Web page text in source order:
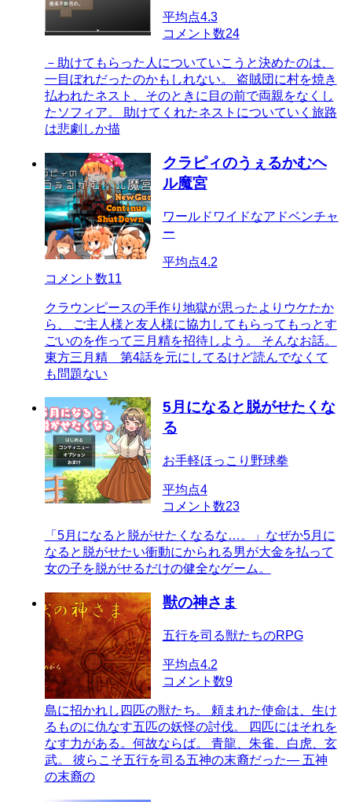
平均点4.3
コメント数24
－助けてもらった人についていこうと決めたのは、
一目ぼれだったのかもしれない。 盗賊団に村を焼き
払われたネスト、そのときに目の前で両親をなくし
たソフィア。 助けてくれたネストについていく旅路
は悲劇しか描
クラピィのうぇるかむヘ
ル魔宮
ワールドワイドなアドベンチャ
ー
平均点4.2
コメント数11
クラウンピースの手作り地獄が思ったよりウケたか
ら、 ご主人様と友人様に協力してもらってもっとす
ごいのを作って三月精を招待しよう。 そんなお話。
東方三月精 第4話を元にしてるけど読んでなくて
も問題ない
5月になると脱がせたくな
る
お手軽ほっこり野球拳
平均点4
コメント数23
「5月になると脱がせたくなるな…。」なぜか5月に
なると脱がせたい衝動にかられる男が大金を払って
女の子を脱がせるだけの健全なゲーム。
獣の神さま
五行を司る獣たちのRPG
平均点4.2
コメント数9
島に招かれし四匹の獣たち。 頼まれた使命は、生け
るものに仇なす五匹の妖怪の討伐。 四匹にはそれを
なす力がある。何故ならば。 青龍、朱雀、白虎、玄
武。 彼らこそ五行を司る五神の末裔だった― 五神
の末裔の